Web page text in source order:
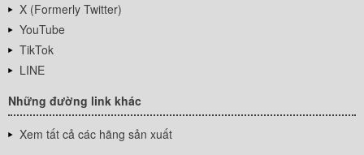
X (Formerly Twitter)
YouTube
TikTok
LINE
Những đường link khác
Xem tất cả các hãng sản xuất